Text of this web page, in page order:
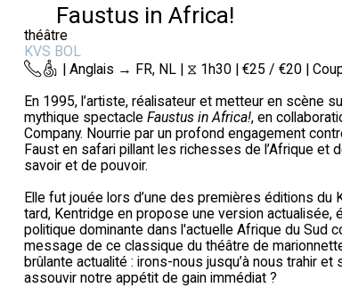
Faustus in Africa!
théâtre
KVS BOL
| Anglais → FR, NL | ⧖ 1h30 | €25 / €20 |
En 1995, l’artiste, réalisateur et metteur en scène
mythique spectacle Faustus in Africa!, en
Company. Nourrie par un profond engagement
Faust en safari pillant les richesses de l’Afrique et
savoir et de pouvoir.
Elle fut jouée lors d’une des premières éditions
tard, Kentridge en propose une version actualisée,
politique dominante dans l'actuelle Afrique du Sud
message de ce classique du théâtre de
brûlante actualité : irons-nous jusqu’à nous trahir
assouvir notre appétit de gain immédiat ?